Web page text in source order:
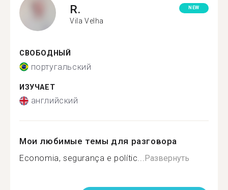
R.
Vila Velha
NEW
СВОБОДНЫЙ
португальский
ИЗУЧАЕТ
английский
Мои любимые темы для разговора
Economia, segurança e polític...Развернуть